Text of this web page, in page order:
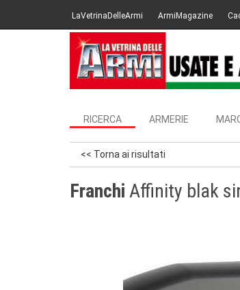
LaVetrinaDelleArmi ArmiMagazine
RICERCA ARMERIE
<< Torna ai risultati
Franchi Affinity blak